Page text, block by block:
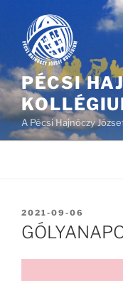
PÉCSI
A Pécsi Hajnóczy
BEKÜLDVE:
2021-09-06